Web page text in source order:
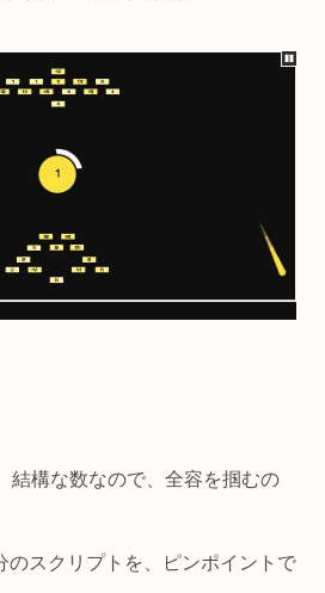
結構な数なので、全容を掴むの
のスクリプトを、ピンポイントで